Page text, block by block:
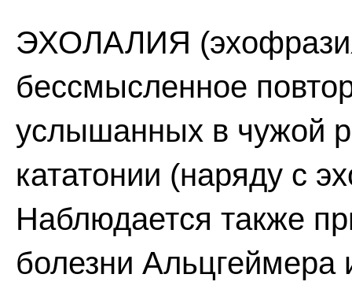
ЭХОЛАЛИЯ
бессмысленное
услышанных в чужой
кататонии (наряду с
Наблюдается также
болезни